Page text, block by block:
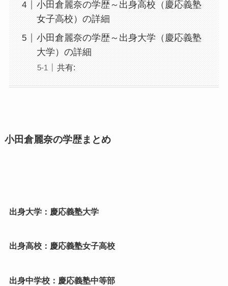
小田倉麗奈の学歴～出身高校（慶応義塾
女子高校）の詳細
小田倉麗奈の学歴～出身大学（慶応義塾
大学）の詳細
共有:
小田倉麗奈の学歴まとめ
出身大学：慶応義塾大学
出身高校：慶応義塾女子高校
出身中学校：慶応義塾中等部